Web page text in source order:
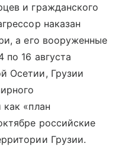
и гражданского
наказан
а его вооруженные
по 16 августа
Осетии, Грузии
как «план
российские
Грузии.